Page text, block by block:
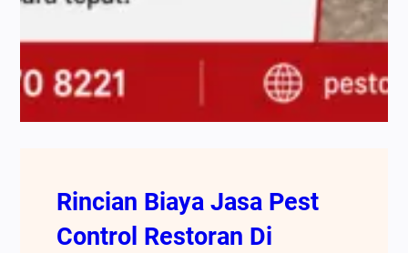
Rincian Biaya Jasa Pest
Control Restoran Di